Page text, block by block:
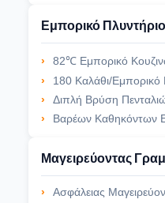
Εμπορικό
82℃ Εμπορικό Κουζινών Πλυντηρίων Πιάτων 12L
180 Καλάθι/Εμπορικό Πλυντήριο Πιάτων 3
Διπλή Βρύση Πενταλιών Καναλιών Ενιαίου/2
Βαρέων Καθηκόντων Εμπορική Ενιαία Ή Διπλή
Μαγειρεύοντας
Ασφάλειας Μαγειρεύοντας Σειρά Αερίου